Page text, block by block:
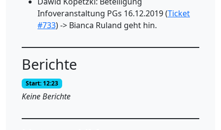
Infoveranstaltung PGs 16.12.2019 (Ticket
#733) -> Bianca Ruland geht hin.
Berichte
Start: 12:23
Keine Berichte